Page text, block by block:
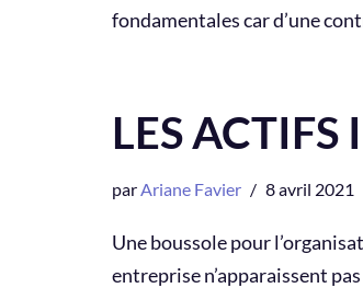
fondamentales car d’une
LES
parAriane Favier 8 avril 2021
Une boussole pour
entreprise n’apparaissent